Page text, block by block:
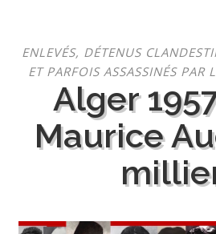
contenu
ENLEVÉS, DÉTENUS
ET PARFOIS ASSASSINÉS PAR
Alger
Maurice